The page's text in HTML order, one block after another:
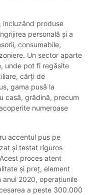
incluzând produse
personală și a
consumabile,
Un sector aparte
unde pot fi regăsite
cărți de
gama pusă la
casă, grădină, precum
numeroase
accentul pus pe
și testat riguros
proces atent
și preț, element
2020, operațiunile
a peste 300.000